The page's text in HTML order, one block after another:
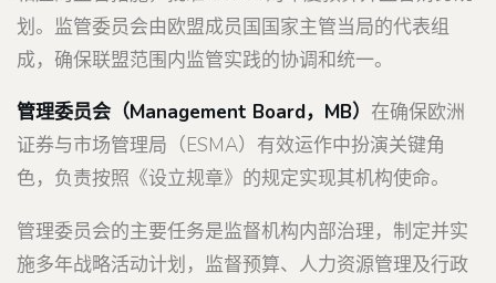
划。监管委员会由欧盟成员国国家主管当局的代表组
成，确保联盟范围内监管实践的协调和统一。
管理委员会（Management Board，MB） 在确保欧洲
证券与市场管理局（ESMA）有效运作中扮演关键角
色，负责按照《设立规章》的规定实现其机构使命。
管理委员会的主要任务是监督机构内部治理，制定并实
施多年战略活动计划，监督预算、人力资源管理及行政